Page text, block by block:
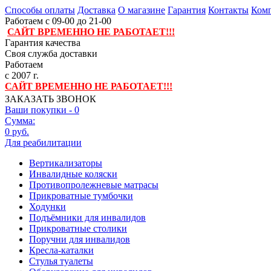
Способы оплаты Доставка О магазине Гарантия Контакты
Работаем с 09-00 до 21-00
САЙТ ВРЕМЕННО НЕ РАБОТАЕТ!!!
Гарантия качества
Своя служба доставки
Работаем
с 2007 г.
САЙТ ВРЕМЕННО НЕ РАБОТАЕТ!!!
ЗАКАЗАТЬ ЗВОНОК
Ваши покупки - 0
Сумма:
0 руб.
Для реабилитации
Вертикализаторы
Инвалидные коляски
Противопролежневые матрасы
Прикроватные тумбочки
Ходунки
Подъёмники для инвалидов
Прикроватные столики
Поручни для инвалидов
Кресла-каталки
Стулья туалеты